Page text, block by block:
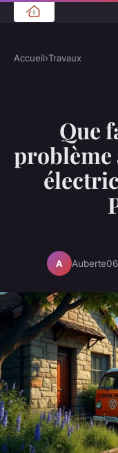
Accueil›Travaux
Que
problème
A Auberte